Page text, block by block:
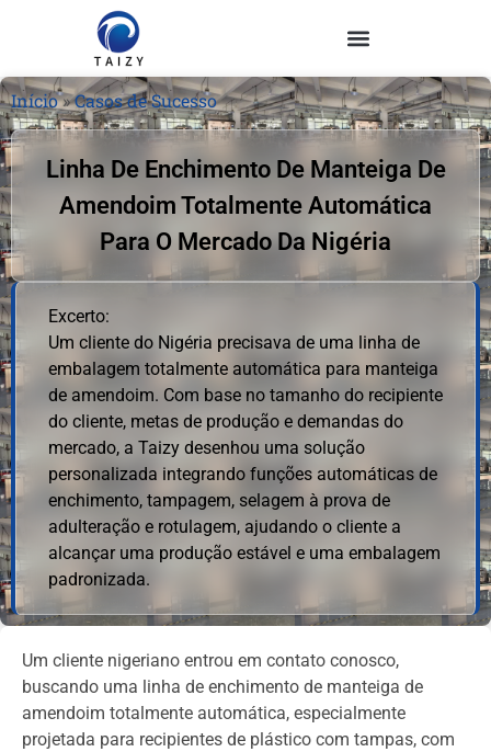
Início»Casos de Sucesso
Linha De Enchimento De Manteiga De
Amendoim Totalmente Automática
Para O Mercado Da Nigéria
Excerto:
Um cliente do Nigéria precisava de uma linha de
embalagem totalmente automática para manteiga
de amendoim. Com base no tamanho do recipiente
do cliente, metas de produção e demandas do
mercado, a Taizy desenhou uma solução
personalizada integrando funções automáticas de
enchimento, tampagem, selagem à prova de
adulteração e rotulagem, ajudando o cliente a
alcançar uma produção estável e uma embalagem
padronizada.
Um cliente nigeriano entrou em contato conosco,
buscando uma linha de enchimento de manteiga de
amendoim totalmente automática, especialmente
projetada para recipientes de plástico com tampas, com